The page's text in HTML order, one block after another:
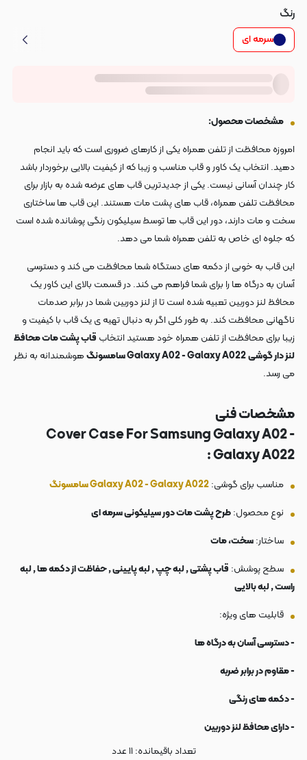
رنگ
سرمه ای
مشخصات محصول:
امروزه محافظت از تلفن همراه یکی از کارهای ضروری است که باید انجام
دهید. انتخاب یک کاور و قاب مناسب و زیبا که از کیفیت بالایی برخوردار باشد
کار چندان آسانی نیست. یکی از جدیدترین قاب های عرضه شده به بازار برای
محافظت تلفن همراه، قاب های پشت مات هستند. این قاب ها ساختاری
سخت و مات دارند، دور این قاب ها توسط سیلیکون رنگی پوشانده شده است
که جلوه ای خاص به تلفن همراه شما می دهد.
این قاب به خوبی از دکمه های دستگاه شما محافظت می کند و دسترسی
آسان به درگاه ها را برای شما فراهم می کند. در قسمت بالای این کاور یک
محافظ لنز دوربین تعبیه شده است تا از لنز دوربین شما در برابر صدمات
ناگهانی محافظت کند. به طور کلی اگر به دنبال تهیه ی یک قاب با کیفیت و
زیبا برای محافظت از تلفن همراه خود هستید انتخاب قاب پشت مات محافظ
لنز دار گوشیGalaxy A02 - Galaxy A022 سامسونگ
هوشمندانه به نظر
می رسد.
مشخصات فنی
Cover Case For Samsung Galaxy A02 -
Galaxy A022 :
مناسب برای گوشی:Galaxy A02 - Galaxy A022 سامسونگ
نوع محصول:طرح پشت مات دور سیلیکونی سرمه ای
ساختار:سخت، مات
سطح پوشش: قاب پشتی , لبه چپ , لبه پایینی , حفاظت از دکمه ها , لبه
راست , لبه بالایی
قابلیت های ویژه:
- دسترسی آسان به درگاه ها
- مقاوم در برابر ضربه
- دکمه های رنگی
- دارای محافظ لنز دوربین
تعداد باقیمانده: ۱۱عدد